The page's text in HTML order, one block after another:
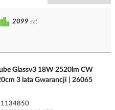
2099 szt
Glassv3 18W 2520lm CW
3 lata Gwarancji | 26065
1134850